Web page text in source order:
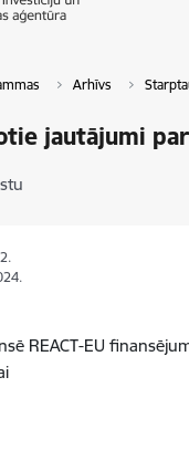
Arhīvs
jautājumi
REACT-EU